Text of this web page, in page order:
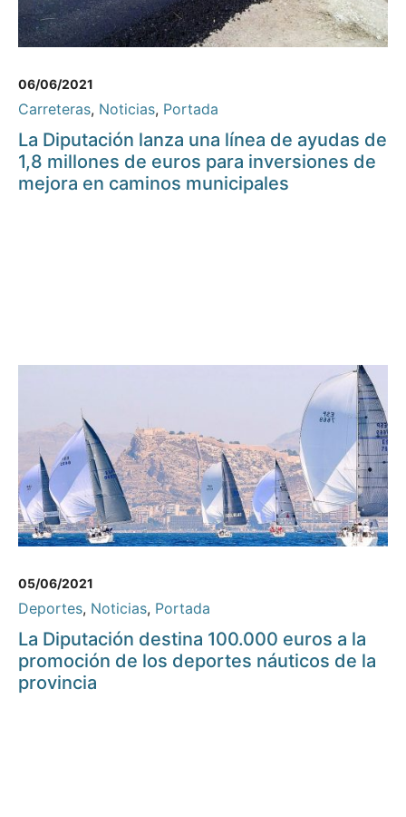
06/06/2021
Carreteras, Noticias, Portada
La Diputación lanza una línea de ayudas de
1,8 millones de euros para inversiones de
mejora en caminos municipales
05/06/2021
Deportes, Noticias, Portada
La Diputación destina 100.000 euros a la
promoción de los deportes náuticos de la
provincia